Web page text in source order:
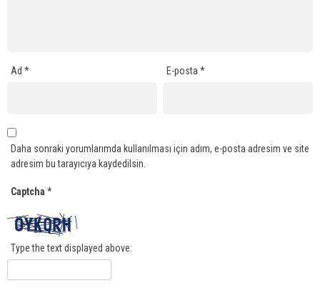
Ad * E-posta*
Daha sonraki yorumlarımda kullanılması için adım, e-posta adresim ve site
adresim bu tarayıcıya kaydedilsin.
Captcha *
Type the text displayed above: